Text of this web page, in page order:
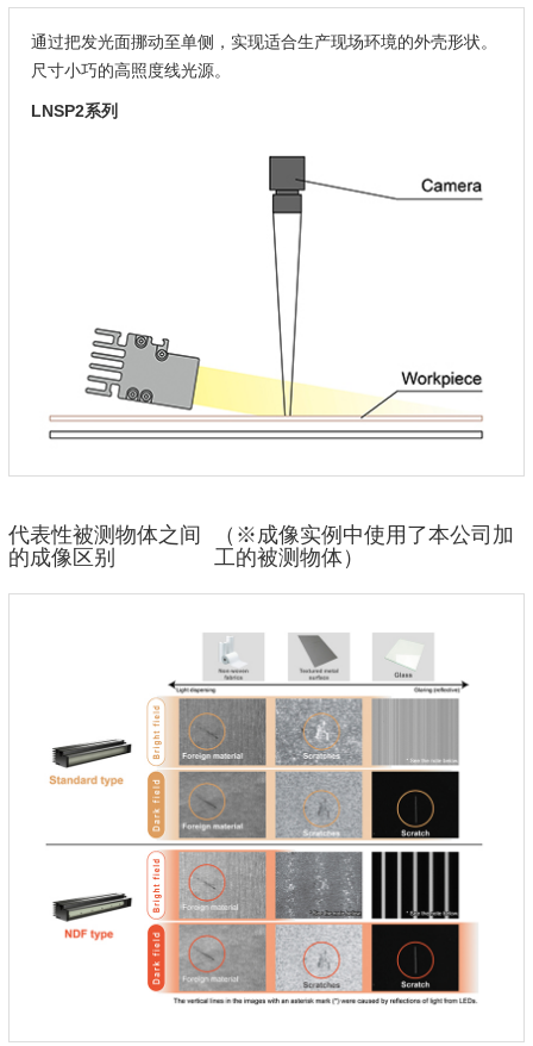
通过把发光面挪动至单侧，实现适合生产现场环境的外壳形状。
尺寸小巧的高照度线光源。
LNSP2系列
代表性被测物体之间
的成像区别
（※成像实例中使用了本公司加
工的被测物体）